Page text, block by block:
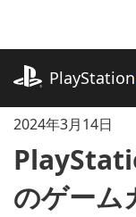
に
ッ
PlayStation
2024年3月14日
のゲーム